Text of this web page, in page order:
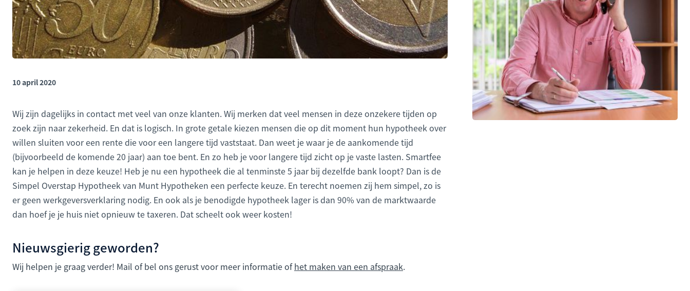
10 april 2020
Wij zijn dagelijks in contact met veel van onze klanten. Wij merken dat veel mensen in deze onzekere tijden op
zoek zijn naar zekerheid. En dat is logisch. In grote getale kiezen mensen die op dit moment hun hypotheek over
willen sluiten voor een rente die voor een langere tijd vaststaat. Dan weet je waar je de aankomende tijd
(bijvoorbeeld de komende 20 jaar) aan toe bent. En zo heb je voor langere tijd zicht op je vaste lasten. Smartfee
kan je helpen in deze keuze! Heb je nu een hypotheek die al tenminste 5 jaar bij dezelfde bank loopt? Dan is de
Simpel Overstap Hypotheek van Munt Hypotheken een perfecte keuze. En terecht noemen zij hem simpel, zo is
er geen werkgeversverklaring nodig. En ook als je benodigde hypotheek lager is dan 90% van de marktwaarde
dan hoef je je huis niet opnieuw te taxeren. Dat scheelt ook weer kosten!
Nieuwsgierig geworden?
Wij helpen je graag verder! Mail of bel ons gerust voor meer informatie ofhet maken van een afspraak.